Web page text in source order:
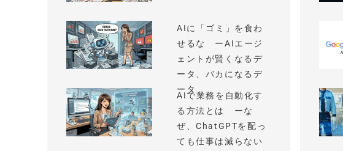
AIに「ゴミ」を食わ
せるな ーAIエージ
ェントが賢くなるデ
ータ、バカになるデ
ータ
AIで業務を自動化す
る方法とは ーな
ぜ、ChatGPTを配っ
ても仕事は減らない